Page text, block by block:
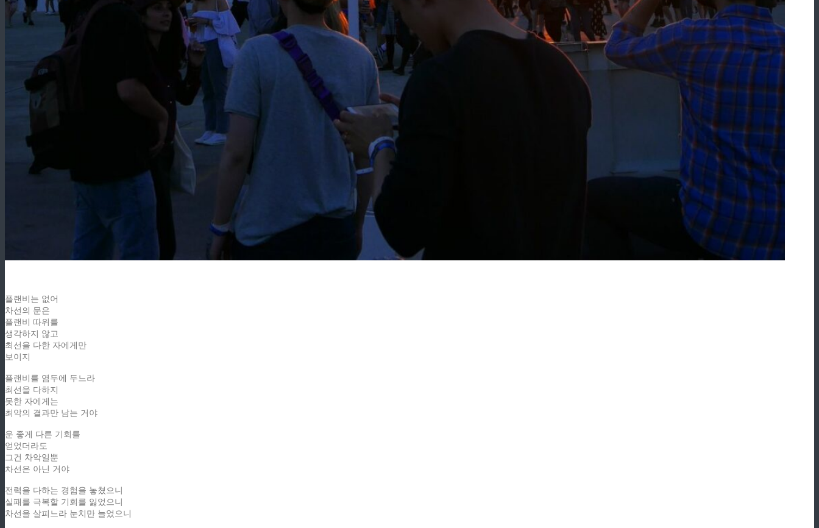
플랜비는 없어
차선의 문은
플랜비 따위를
생각하지 않고
최선을 다한 자에게만
보이지
플랜비를 염두에 두느라
최선을 다하지
못한 자에게는
최악의 결과만 남는 거야
운 좋게 다른 기회를
얻었더라도
그건 차악일뿐
차선은 아닌 거야
전력을 다하는 경험을 놓쳤으니
실패를 극복할 기회를 잃었으니
차선을 살피느라 눈치만 늘었으니